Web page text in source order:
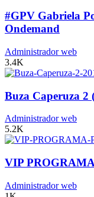
#GPV Gabriela
Ondemand
Administrador web
3.4K
Buza Caperuza 2
Administrador web
5.2K
VIP
Administrador web